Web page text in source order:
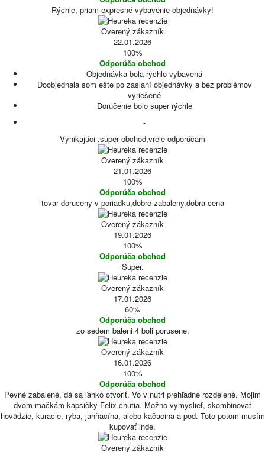
Rýchle, priam expresné vybavenie objednávky!
Overený zákazník
22.01.2026
100%
Odporúča obchod
Objednávka bola rýchlo vybavená
Doobjednala som ešte po zaslaní objednávky a bez problémov
vyriešené
Doručenie bolo super rýchle
-
Vynikajúci ,super obchod,vrele odporúčam
Overený zákazník
21.01.2026
100%
Odporúča obchod
tovar doruceny v poriadku,dobre zabaleny,dobra cena
Overený zákazník
19.01.2026
100%
Odporúča obchod
Super.
Overený zákazník
17.01.2026
60%
Odporúča obchod
zo sedem baleni 4 boli porusene.
Overený zákazník
16.01.2026
100%
Odporúča obchod
Pevné zabalené, dá sa ľahko otvoriť. Vo v nutri prehľadne rozdelené. Mojim
dvom mačkám kapsičky Felix chutia. Možno vymyslieť, skombinovať
hovädzie, kuracie, ryba, jahňacína, alebo kačacina a pod. Toto potom musím
kupovať inde.
Overený zákazník